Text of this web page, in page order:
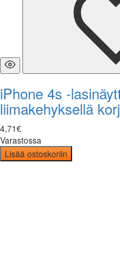
iPhone 4s -
liimakehyksellä
4,71€
Varastossa
Lisää ostoskoriin